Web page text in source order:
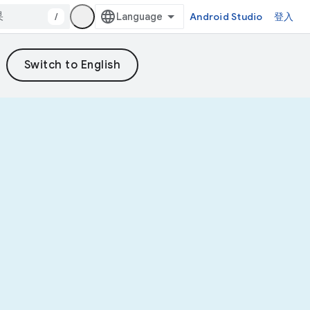
/ Android Studio 登入